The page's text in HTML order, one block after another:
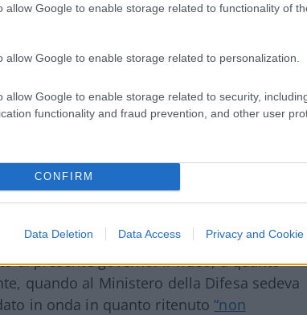
allow Google to enable storage related to functionality of
allow Google to enable storage related to personalization.
allow Google to enable storage related to security,
functionality and fraud prevention, and other user
CONFIRM
Data Deletion Data Access Privacy and Cookie
Armate come uno strumento di
Inutile negarlo: lo strumento
internazionali. Chi non ha delle
di avere nel sistema internazionale è
la debolezza della politica
al presente governo. Il video, a quanto
quando al Ministero della Difesa sedeva
in onda in quanto ritenuto“non